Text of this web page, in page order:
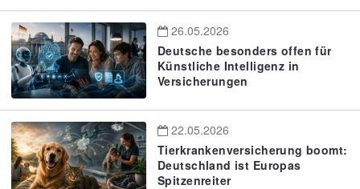
26.05.2026
Deutsche besonders offen für
Künstliche Intelligenz in
Versicherungen
22.05.2026
Tierkrankenversicherung boomt:
Deutschland ist Europas
Spitzenreiter